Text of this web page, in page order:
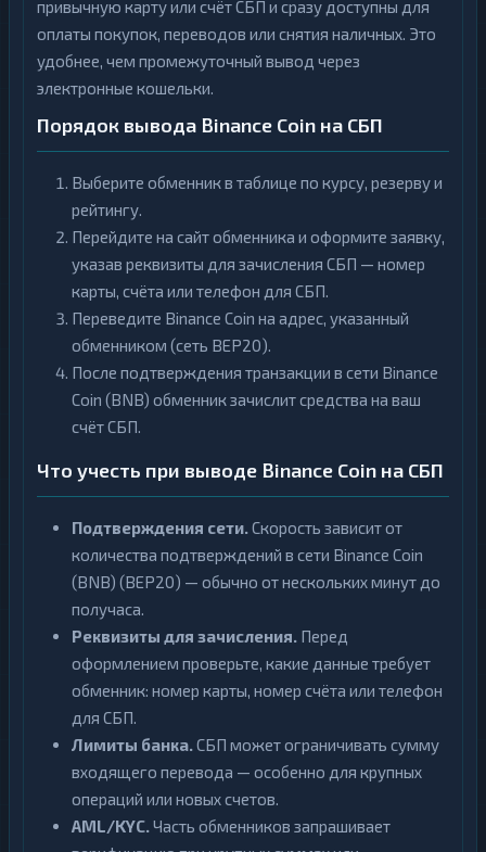
привычную карту или счёт СБП и сразу доступны для
оплаты покупок, переводов или снятия наличных. Это
удобнее, чем промежуточный вывод через
электронные кошельки.
Порядок вывода Binance Coin на СБП
Выберите обменник в таблице по курсу, резерву и
рейтингу.
Перейдите на сайт обменника и оформите заявку,
указав реквизиты для зачисления СБП — номер
карты, счёта или телефон для СБП.
Переведите Binance Coin на адрес, указанный
обменником (сеть BEP20).
После подтверждения транзакции в сети Binance
Coin (BNB) обменник зачислит средства на ваш
счёт СБП.
Что учесть при выводе Binance Coin на СБП
Подтверждения сети.Скорость зависит от
количества подтверждений в сети Binance Coin
(BNB) (BEP20) — обычно от нескольких минут до
получаса.
Реквизиты для зачисления. Перед
оформлением проверьте, какие данные требует
обменник: номер карты, номер счёта или телефон
для СБП.
Лимиты банка.СБП может ограничивать сумму
входящего перевода — особенно для крупных
операций или новых счетов.
AML/KYC.Часть обменников запрашивает